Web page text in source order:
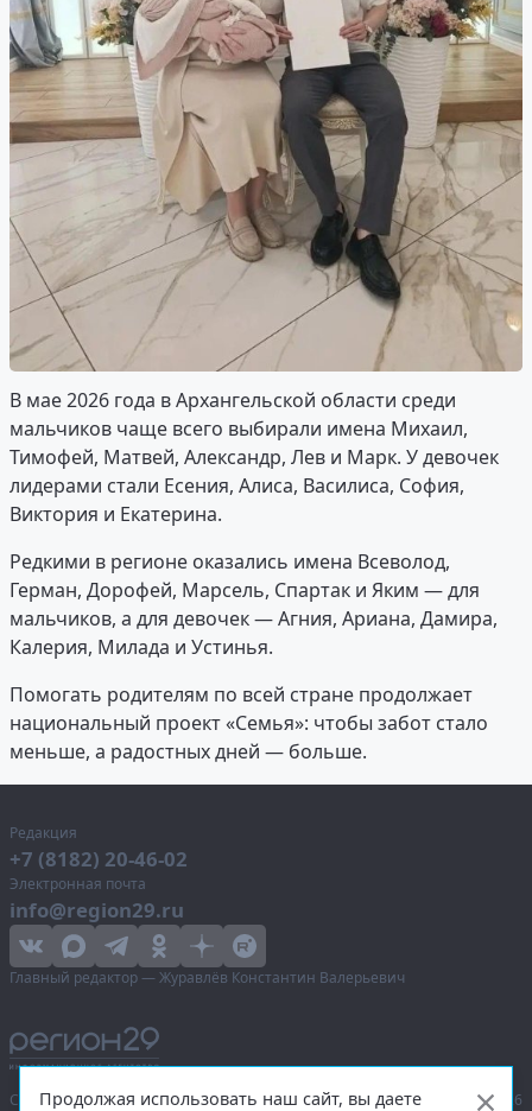
В мае 2026 года в Архангельской области среди
мальчиков чаще всего выбирали имена Михаил,
Тимофей, Матвей, Александр, Лев и Марк. У девочек
лидерами стали Есения, Алиса, Василиса, София,
Виктория и Екатерина.
Редкими в регионе оказались имена Всеволод,
Герман, Дорофей, Марсель, Спартак и Яким — для
мальчиков, а для девочек — Агния, Ариана, Дамира,
Калерия, Милада и Устинья.
Помогать родителям по всей стране продолжает
национальный проект «Семья»: чтобы забот стало
меньше, а радостных дней — больше.
Редакция
+7 (8182) 20-46-02
Электронная почта
info@region29.ru
Главный редактор — Журавлёв Константин Валерьевич
Сетевое издание «Информационное агентство Регион 29», © 2016–2026
Продолжая использовать наш сайт, вы даете